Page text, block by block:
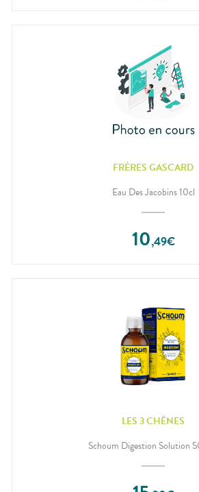
FRÈRES GASCARD
Eau Des Jacobins 10cl
10,49€
LES 3 CHÊNES
Schoum Digestion Solution